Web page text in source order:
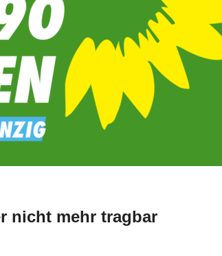
nicht mehr tragbar